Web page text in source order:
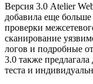
Версия 3.0 Atelier
добавила еще
проверки
сканирование
логов и подробные
3.0 также
теста и